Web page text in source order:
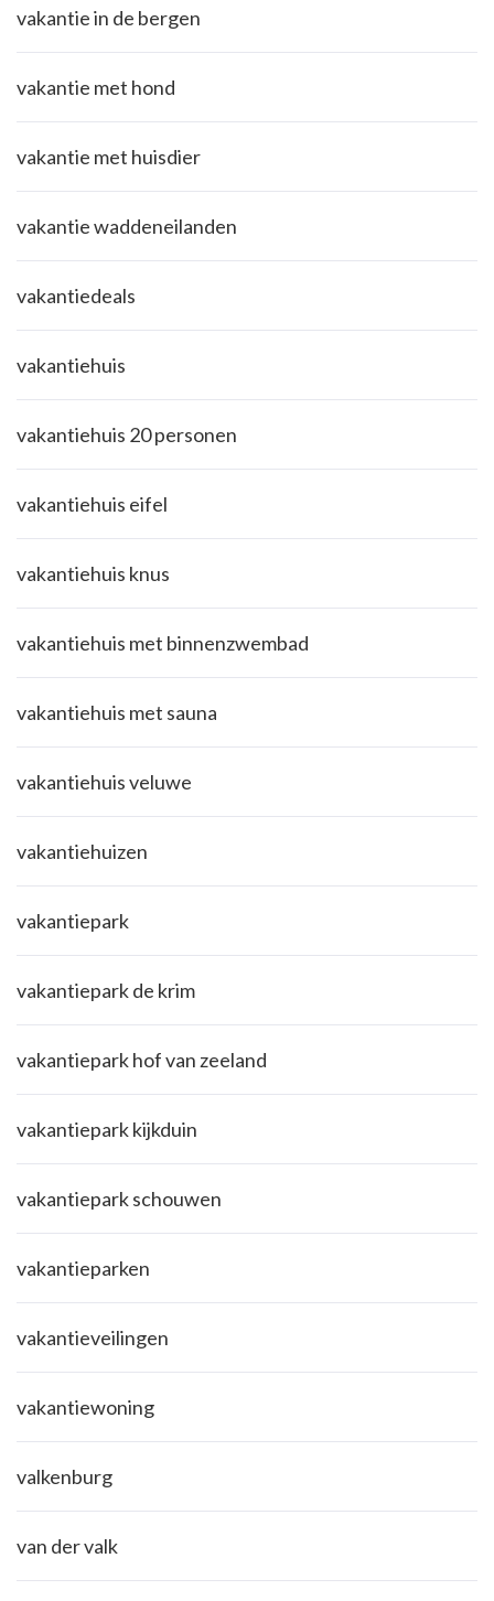
vakantie in de bergen
vakantie met hond
vakantie met huisdier
vakantie waddeneilanden
vakantiedeals
vakantiehuis
vakantiehuis 20 personen
vakantiehuis eifel
vakantiehuis knus
vakantiehuis met binnenzwembad
vakantiehuis met sauna
vakantiehuis veluwe
vakantiehuizen
vakantiepark
vakantiepark de krim
vakantiepark hof van zeeland
vakantiepark kijkduin
vakantiepark schouwen
vakantieparken
vakantieveilingen
vakantiewoning
valkenburg
van der valk